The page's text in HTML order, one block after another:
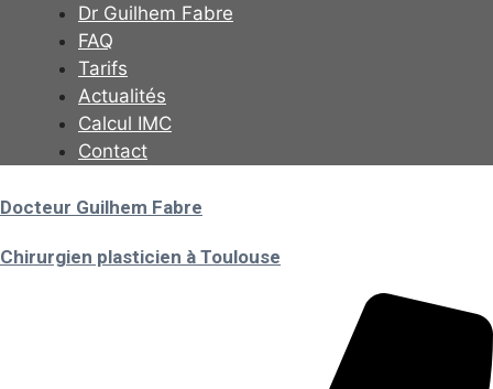
contenu
Dr Guilhem Fabre
FAQ
Tarifs
Actualités
Calcul IMC
Contact
Docteur Guilhem Fabre
Chirurgien plasticien à Toulouse